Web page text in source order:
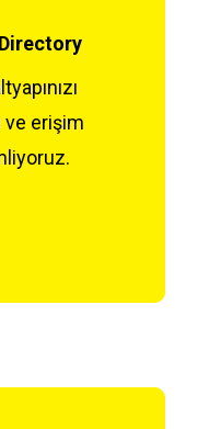
ve erişim